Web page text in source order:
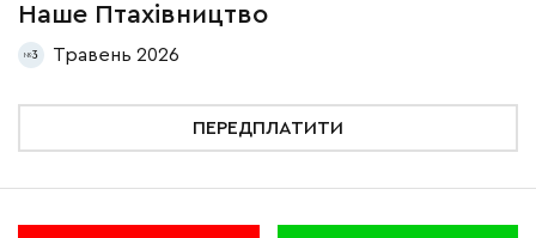
Наше Птахівництво
3 Травень 2026
ПЕРЕДПЛАТИТИ